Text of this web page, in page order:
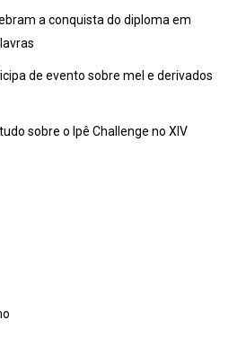
a conquista do diploma em
de evento sobre mel e derivados
sobre o Ipê Challenge no XIV